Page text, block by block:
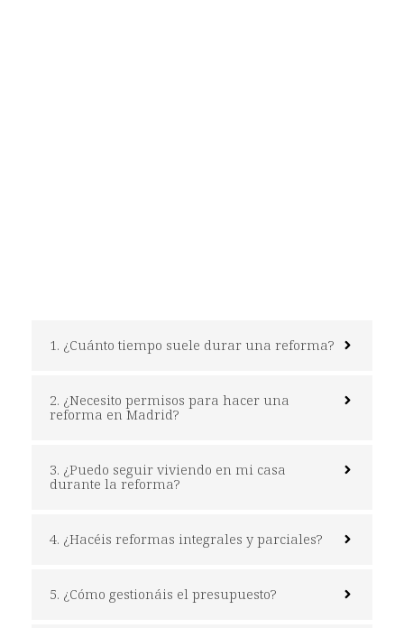
1. ¿Cuánto tiempo suele durar una reforma?
2. ¿Necesito permisos para hacer una
reforma en Madrid?
3. ¿Puedo seguir viviendo en mi casa
durante la reforma?
4. ¿Hacéis reformas integrales y parciales?
5. ¿Cómo gestionáis el presupuesto?